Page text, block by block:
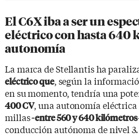
El C6X iba a ser un
eléctrico con hasta 640
autonomía
La marca de Stellantis ha
eléctrico que, según la
en su momento, tendría una
400 CV, una autonomía eléctrica
millas-entre 560 y 640 kilómetros
conducción autónoma de nivel 3.